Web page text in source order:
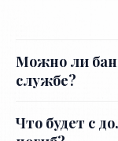
Можно ли
службе?
Что будет с